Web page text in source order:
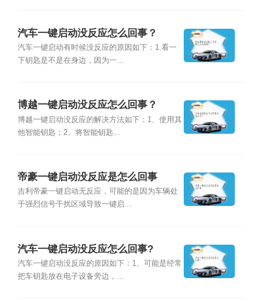
汽车一键启动没反应怎么回事？
汽车一键启动有时候没反应的原因如下：1.看一
下钥匙是不是在身边，因为一...
博越一键启动没反应怎么回事？
博越一键启动没反应的解决方法如下：1、使用其
他智能钥匙；2、将智能钥匙...
帝豪一键启动没反应是怎么回事
吉利帝豪一键启动无反应，可能的是因为车辆处
于强烈信号干扰区域导致一键启...
汽车一键启动没反应怎么回事?
汽车一键启动没反应的原因如下：1、可能是经常
把车钥匙放在电子设备旁边，...